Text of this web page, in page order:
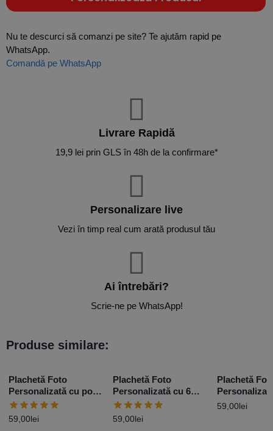
Nu te descurci să comanzi pe site? Te ajutăm rapid pe
WhatsApp.
Comandă pe WhatsApp
Livrare Rapidă​
19,9 lei prin GLS în 48h de la confirmare*
Personalizare live
Vezi în timp real cum arată produsul tău
Ai întrebări?
Scrie-ne pe WhatsApp!
Produse similare:
Plachetă Foto
Personalizată cu poză
și mesaj – Love
59,00lei
Plachetă Foto
Personalizată cu 6
poze și mesaj
59,00lei
Plachetă
mesaj
59,00lei